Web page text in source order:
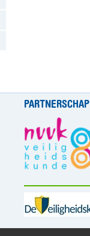
PARTNERSCHAP